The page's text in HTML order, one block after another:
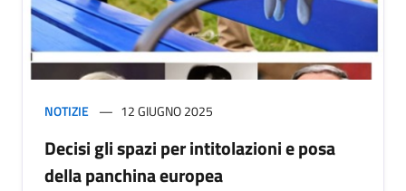
NOTIZIE 12 GIUGNO 2025
Decisi gli spazi per intitolazioni e posa
della panchina europea